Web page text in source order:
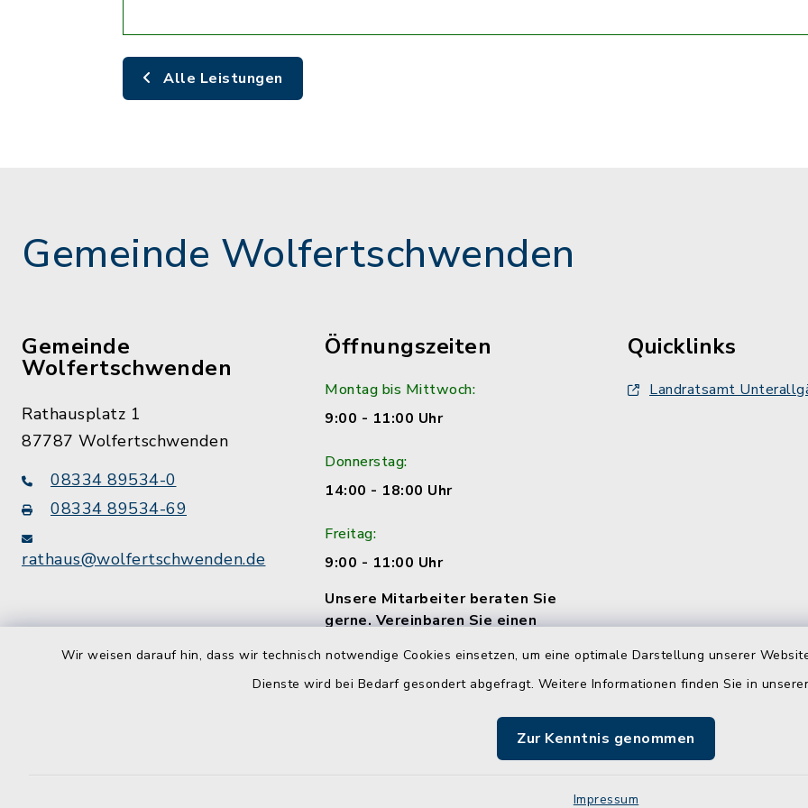
Wir weisen darauf hin, dass wir technisch notwendige Cookies einsetzen, um eine optimale Darstellung unserer
Dienste wird bei Bedarf gesondert abgefragt. Weitere Informationen finden Sie in
Zur Kenntnis genommen
Impressum
Alle Leistungen
Gemeinde Wolfertschwenden
Gemeinde
Wolfertschwenden
Rathausplatz 1
87787 Wolfertschwenden
08334 89534-0
08334 89534-69
rathaus@wolfertschwenden.de
Öffnungszeiten
Montag bis Mittwoch:
9:00 - 11:00 Uhr
Donnerstag:
14:00 - 18:00 Uhr
Freitag:
9:00 - 11:00 Uhr
Unsere Mitarbeiter beraten Sie
gerne. Vereinbaren Sie einen
Quicklinks
Landratsamt
Sitemap Cookie-Einstellungen